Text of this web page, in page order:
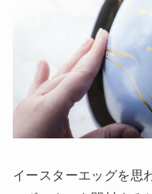
イースターエッグを思